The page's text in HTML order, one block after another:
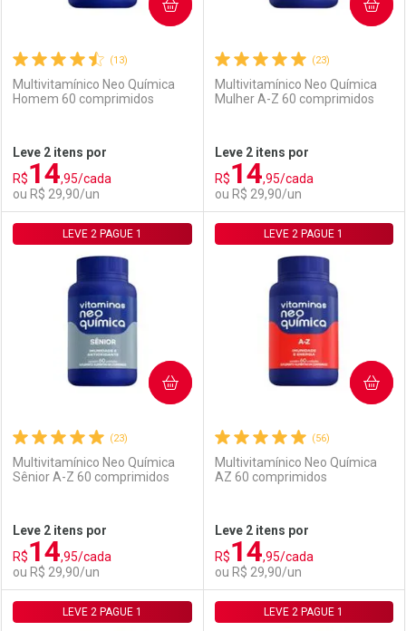
(13)
Multivitamínico Neo Química
Homem 60 comprimidos
Leve 2 itens por
R$14,95/cada
ou R$ 29,90/un
COMPRAR
Laboratório
Comprar sem Desconto
Por R$ 29,90/cada
Por Menos
Comprar sem Desconto
Por R$ 29,90/cada
(23)
Multivitamínico Neo Química
Mulher A-Z 60 comprimidos
Leve 2 itens por
R$14,95/cada
ou R$ 29,90/un
COMPRAR
Laboratório
Comprar sem Desconto
Por R$ 29,90/cada
Por Menos
Comprar sem Desconto
Por R$ 29,90/cada
(23)
Multivitamínico Neo Química
Sênior A-Z 60 comprimidos
LEVE 2 PAGUE 1
Leve 2 itens por
R$14,95/cada
ou R$ 29,90/un
COMPRAR
(56)
Multivitamínico Neo Química
AZ 60 comprimidos
LEVE 2 PAGUE 1
Leve 2 itens por
R$14,95/cada
ou R$ 29,90/un
COMPRAR
LEVE 2 PAGUE 1 LEVE 2 PAGUE 1